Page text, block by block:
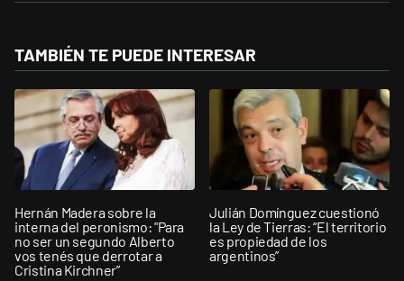
TAMBIÉN TE PUEDE INTERESAR
Hernán Madera sobre la
interna del peronismo: "Para
no ser un segundo Alberto
vos tenés que derrotar a
Cristina Kirchner”
Julián Domínguez cuestionó
la Ley de Tierras: “El territorio
es propiedad de los
argentinos”